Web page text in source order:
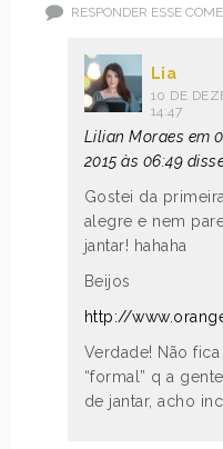
RESPONDER ESSE
Lia
10 DE
14:47
Lilian Moraes em
2015 às 06:49
Gostei da
alegre e nem
jantar! hahaha
Beijos
http://
Verdade! Não
“formal” q a
de jantar, acho